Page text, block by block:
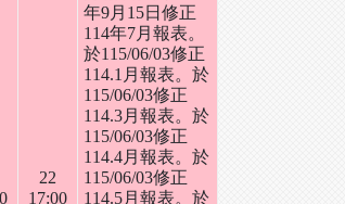
22
17:00
年9月15日修正
114年7月報表。
於115/06/03修正
114.1月報表。於
115/06/03修正
114.3月報表。於
115/06/03修正
114.4月報表。於
115/06/03修正
114.5月報表。於